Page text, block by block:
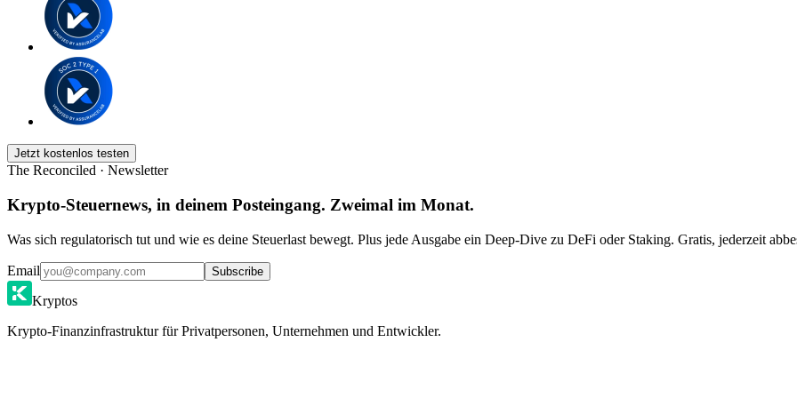
Jetzt kostenlos testen
The Reconciled · Newsletter
Krypto-Steuernews, in deinem Posteingang. Zweimal im Monat.
Was sich regulatorisch tut und wie es deine Steuerlast bewegt. Plus jede Ausgabe ein Deep-Dive zu DeFi oder Staking. Gratis, jederzeit
Email Subscribe
Kryptos
Krypto-Finanzinfrastruktur für Privatpersonen, Unternehmen und Entwickler.